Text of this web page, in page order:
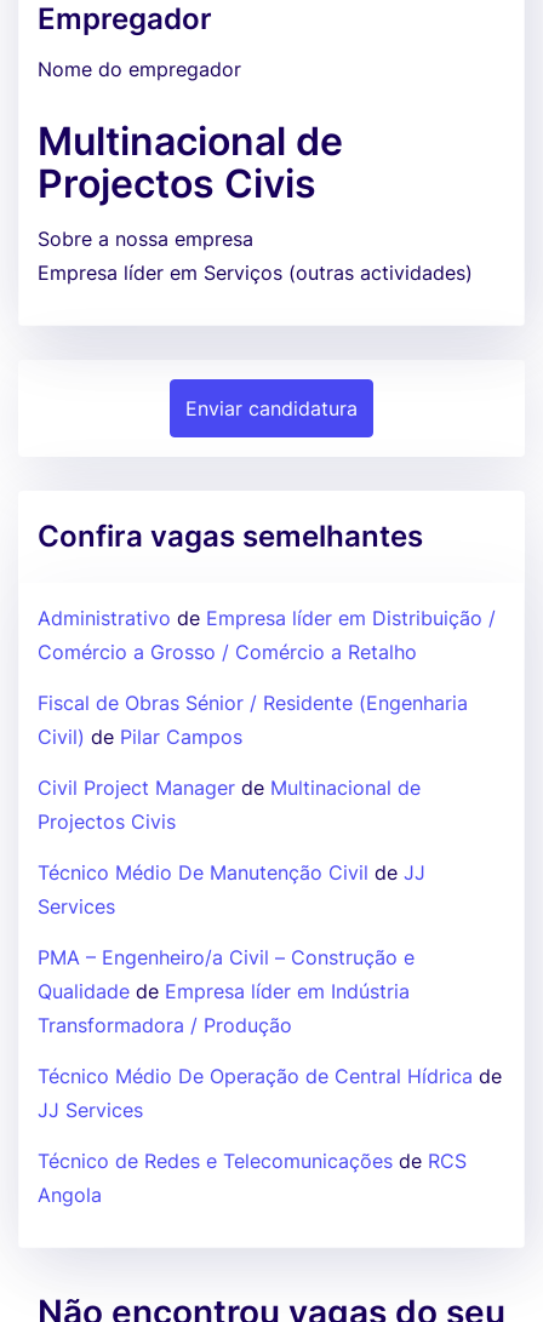
Empregador
Nome do empregador
Multinacional de
Projectos Civis
Sobre a nossa empresa
Empresa líder em Serviços (outras actividades)
Enviar candidatura
Confira vagas semelhantes
Administrativo de Empresa líder em Distribuição /
Comércio a Grosso / Comércio a Retalho
Fiscal de Obras Sénior / Residente (Engenharia
Civil) de Pilar Campos
Civil Project Manager de Multinacional de
Projectos Civis
Técnico Médio De Manutenção Civil de JJ
Services
PMA – Engenheiro/a Civil – Construção e
Qualidade de Empresa líder em Indústria
Transformadora / Produção
Técnico Médio De Operação de Central Hídrica de
JJ Services
Técnico de Redes e Telecomunicações de RCS
Angola
Não encontrou vagas do seu